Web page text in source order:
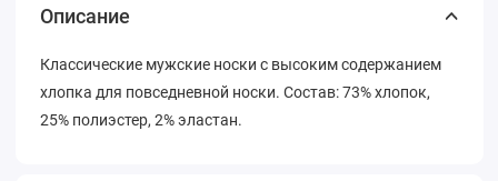
Описание
Классические мужские носки с высоким содержанием
хлопка для повседневной носки. Состав: 73% хлопок,
25% полиэстер, 2% эластан.